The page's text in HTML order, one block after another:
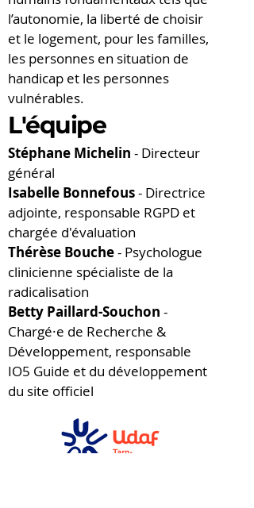
l’autonomie, la liberté de choisir
et le logement, pour les familles,
les personnes en situation de
handicap et les personnes
vulnérables.
L'équipe
Stéphane Michelin - Directeur
général
Isabelle Bonnefous- Directrice
adjointe, responsable RGPD et
chargée d'évaluation
Thérèse Bouche- Psychologue
clinicienne spécialiste de la
radicalisation
Betty Paillard-Souchon -
Chargé·e de Recherche &
Développement, responsable
IO5 Guide et du développement
du site officiel